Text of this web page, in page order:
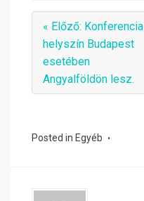
« Előző: Konferencia
helyszín Budapest
esetében
Angyalföldön lesz.
Posted in Egyéb